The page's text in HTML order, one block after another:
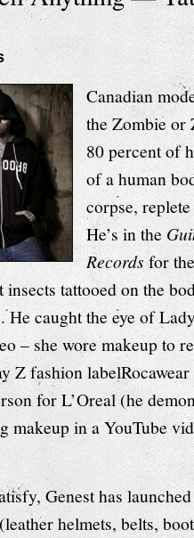
Canadian
the Zombie or
80 percent of
of a human
corpse,
He’s in the
Recordsfor
tattooed on the
He caught the eye of
– she wore makeup to
Z fashion
for L’Oreal (he
makeup in a YouTube
Genest has
helmets, belts,